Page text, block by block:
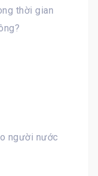
thời gian
người nước